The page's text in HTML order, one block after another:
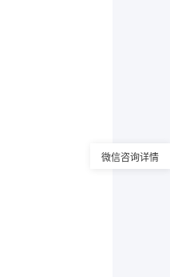
微信咨询详情